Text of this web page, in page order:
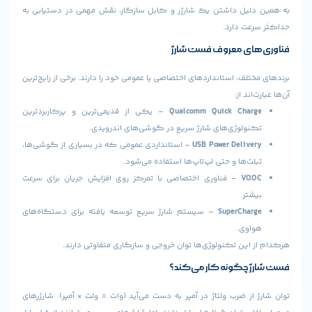
داشتن یک شارژر و کابل سازگار، نقش مهمی در دستیابی به
دارد.
معروف فست شارژ
استانداردهای اختصاصی یا عمومی خود را دارند. برخی از رایج‌ترین
Qualcomm Quick – یکی از قدیمی‌ترین و پرکاربردترین
شارژ سریع در گوشی‌های اندرویدی.
USB Power– استانداردی عمومی که در بسیاری از گوشی‌ها،
و حتی لپ‌تاپ‌ها استفاده می‌شود.
– فناوری اختصاصی با تمرکز روی افزایش جریان برای سرعت
– سیستم شارژ سریع توسعه یافته برای دستگاه‌های
تکنولوژی‌ها توان خروجی و سازگاری متفاوتی دارند.
کار می‌کند؟
ضرب ولتاژ در آمپر به دست می‌آید (وات = ولت × آمپر). شارژرهای